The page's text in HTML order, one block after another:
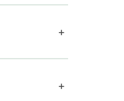
+
+